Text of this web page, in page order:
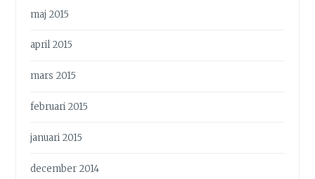
maj 2015
april 2015
mars 2015
februari 2015
januari 2015
december 2014